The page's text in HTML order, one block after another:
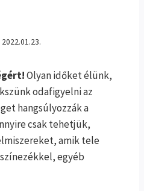
2022.01.23.
Olyan időket élünk,
odafigyelni az
hangsúlyozzák a
csak tehetjük,
amik tele
egyéb